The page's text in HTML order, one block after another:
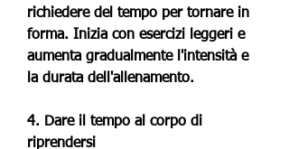
richiedere del tempo per tornare in
forma. Inizia con esercizi leggeri e
aumenta gradualmente l'intensità e
la durata dell'allenamento.
4. Dare il tempo al corpo di
riprendersi